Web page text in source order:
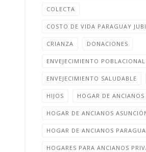
COLECTA
COSTO DE VIDA PARAGUAY
CRIANZA DONACIONES
ENVEJECIMIENTO POBLACIONAL
ENVEJECIMIENTO SALUDABLE
HIJOS HOGAR DE ANCIANOS
HOGAR DE ANCIANOS
HOGAR DE ANCIANOS
HOGARES PARA ANCIANOS